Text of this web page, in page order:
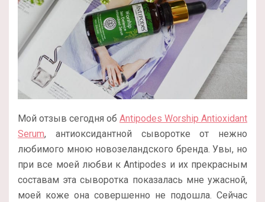
Мой отзыв сегодня об Antipodes Worship Antioxidant
Serum, антиоксидантной сыворотке от нежно
любимого мною новозеландского бренда. Увы, но
при все моей любви к Antipodes и их прекрасным
составам эта сыворотка показалась мне ужасной,
моей коже она совершенно не подошла. Сейчас